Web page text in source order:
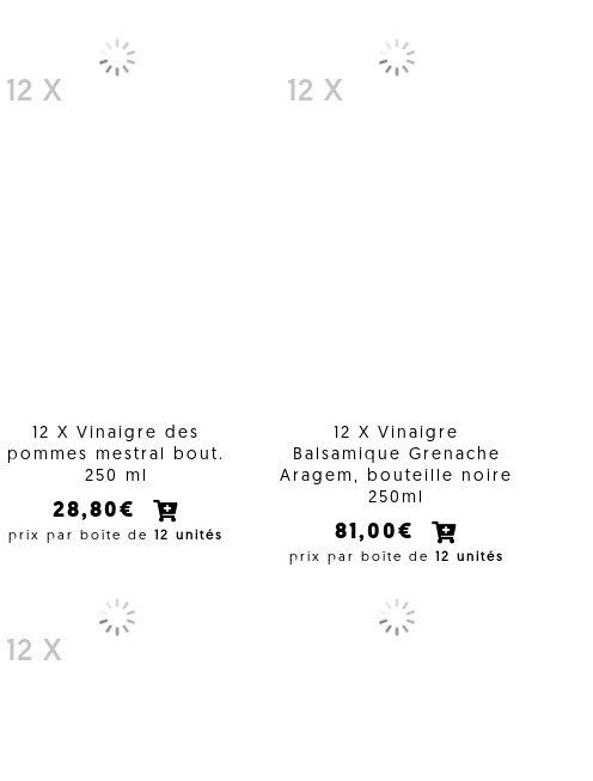
12 X
12 X Vinaigre des
pommes mestral bout.
250 ml
28,80€
prix par boîte de12 unités
12 X
12 X Vinaigre
Balsamique Grenache
Aragem, bouteille noire
250ml
81,00€
prix par boîte de 12 unités
12 X